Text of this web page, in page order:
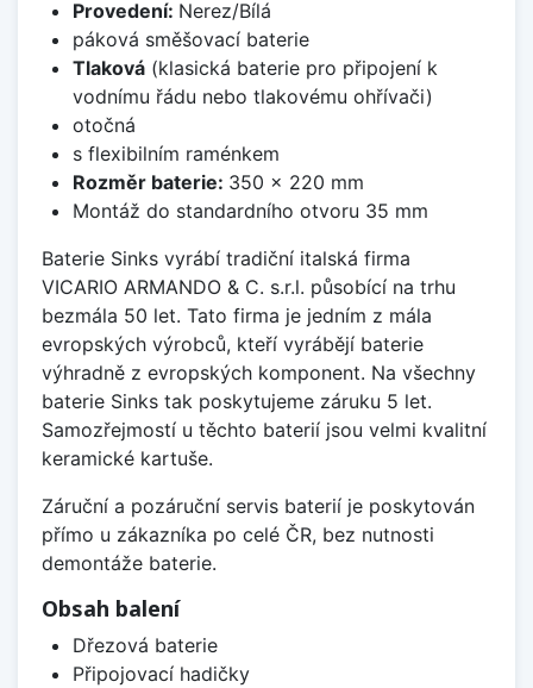
Provedení: Nerez/Bílá
páková směšovací baterie
Tlaková(klasická baterie pro připojení k
vodnímu řádu nebo tlakovému ohřívači)
otočná
s flexibilním raménkem
Rozměr baterie: 350 x 220 mm
Montáž do standardního otvoru 35 mm
Baterie Sinks vyrábí tradiční italská firma
VICARIO ARMANDO & C. s.r.l. působící na trhu
bezmála 50 let. Tato firma je jedním z mála
evropských výrobců, kteří vyrábějí baterie
výhradně z evropských komponent. Na všechny
baterie Sinks tak poskytujeme záruku 5 let.
Samozřejmostí u těchto baterií jsou velmi kvalitní
keramické kartuše.
Záruční a pozáruční servis baterií je poskytován
přímo u zákazníka po celé ČR, bez nutnosti
demontáže baterie.
Obsah balení
Dřezová baterie
Připojovací hadičky